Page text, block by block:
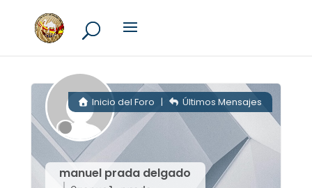
manuel prada delgado
Inicio del Foro | Últimos Mensajes